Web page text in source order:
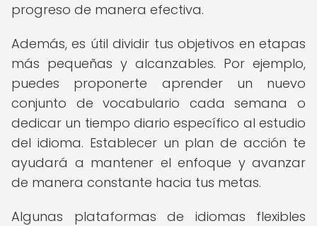
progreso de manera efectiva.
Además, es útil dividir tus objetivos en etapas
más pequeñas y alcanzables. Por ejemplo,
puedes proponerte aprender un nuevo
conjunto de vocabulario cada semana o
dedicar un tiempo diario específico al estudio
del idioma. Establecer un plan de acción te
ayudará a mantener el enfoque y avanzar
de manera constante hacia tus metas.
Algunas plataformas de idiomas flexibles